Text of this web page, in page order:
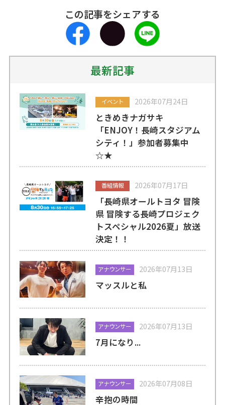
この記事をシェアする
最新記事
イベント 2026年07月24日
ときめきナガサキ
「ENJOY！長崎スタジアム
シティ！」参加者募集中
☆★
番組情報 2026年07月17日
「長崎県オールトヨタ 冒険
県 冒険する長崎プロジェク
トスペシャル2026夏」放送
決定！！
アナウンサー 2026年07月13日
マッスルと私
アナウンサー 2026年07月13日
7月になり...
アナウンサー 2026年07月08日
辛抱の時間